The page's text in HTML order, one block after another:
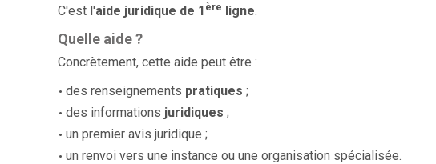
C'est l'aide juridique de 1 ère ligne.
Quelle aide ?
Concrètement, cette aide peut être :
des renseignements pratiques ;
des informations juridiques ;
un premier avis juridique ;
un renvoi vers une instance ou une organisation spécialisée.